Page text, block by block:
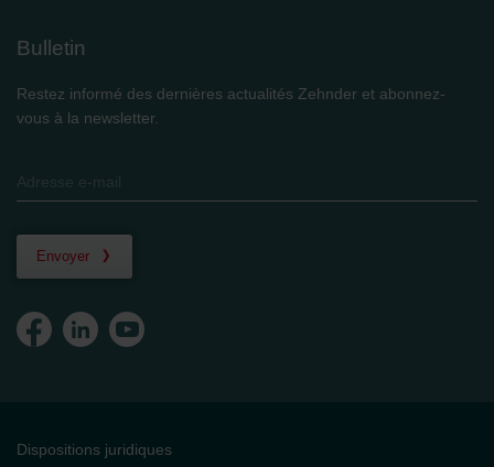
Bulletin
Restez informé des dernières actualités Zehnder et abonnez-
vous à la newsletter.
Envoyer
Dispositions juridiques